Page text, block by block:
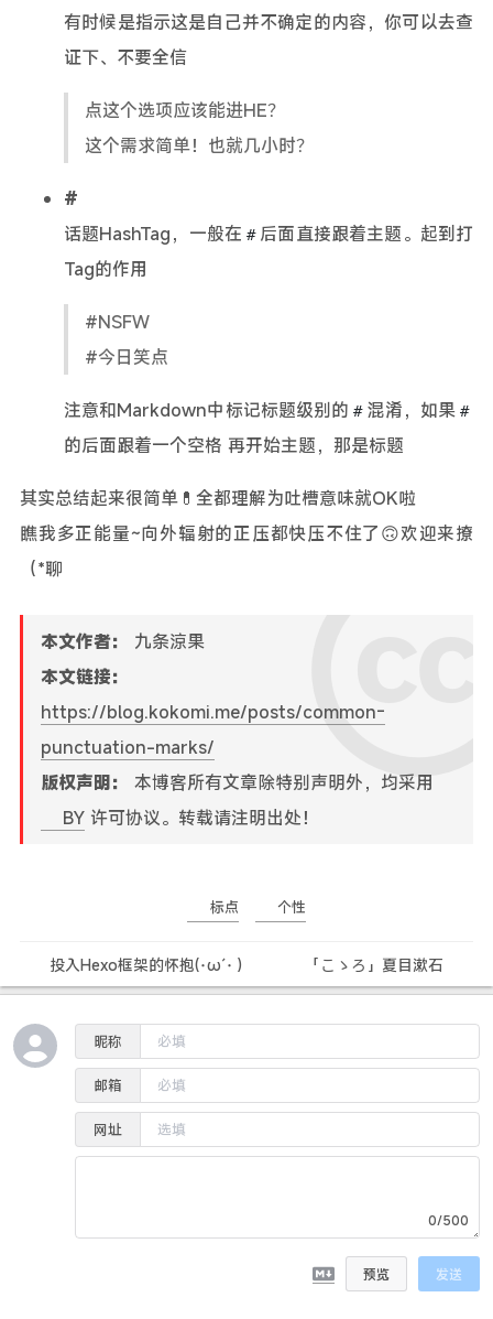
有时候是指示这是自己并不确定的内容，你可以去查
证下、不要全信
点这个选项应该能进HE？
这个需求简单！也就几小时？
#
话题HashTag，一般在 # 后面直接跟着主题。起到打
Tag的作用
#NSFW
#今日笑点
注意和Markdown中标记标题级别的 # 混淆，如果 #
的后面跟着一个空格 再开始主题，那是标题
其实总结起来很简单💊全都理解为吐槽意味就OK啦
瞧我多正能量~向外辐射的正压都快压不住了🙃欢迎来撩
（*聊
本文作者： 九条涼果
本文链接：
https://blog.kokomi.me/posts/common-
punctuation-marks/
版权声明： 本博客所有文章除特别声明外，均采用
BY 许可协议。转载请注明出处！
标点 个性
投入Hexo框架的怀抱(･ω´･ ) 「こゝろ」夏目漱石
昵称
邮箱
网址
0/500
预览 发送